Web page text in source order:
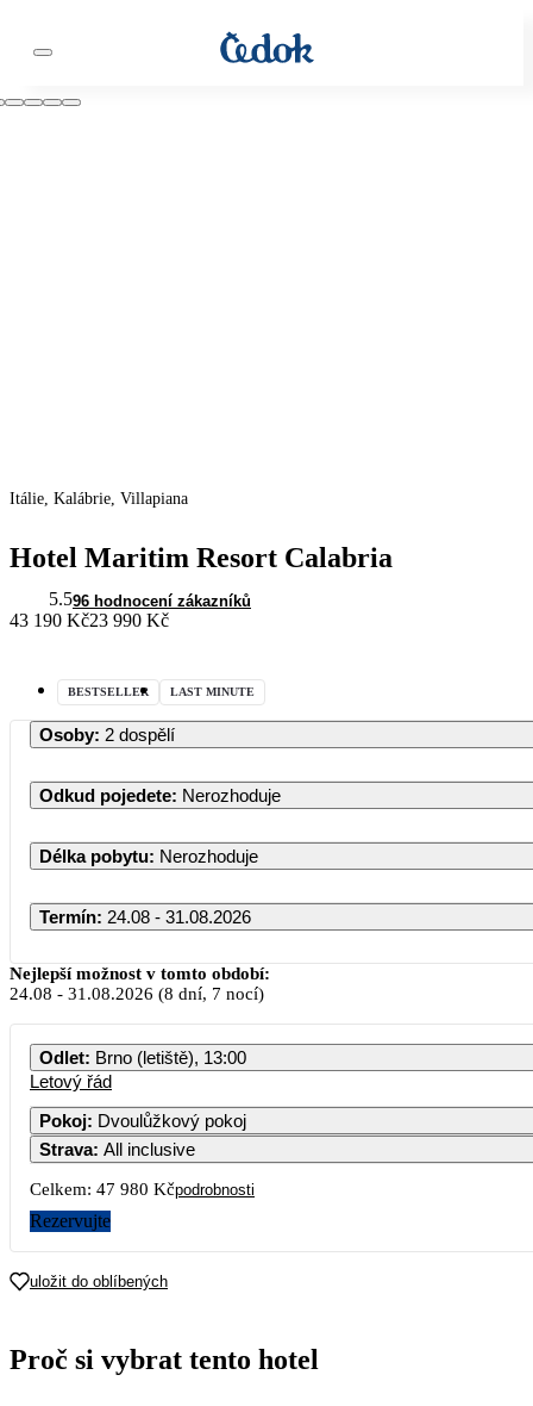
Itálie, Kalábrie, Villapiana
Hotel Maritim Resort Calabria
5.596 hodnocení zákazníků
43 190 Kč23 990 Kč
BESTSELLER LAST MINUTE
Osoby: 2 dospělí
Odkud pojedete: Nerozhoduje
Délka pobytu: Nerozhoduje
Termín: 24.08 - 31.08.2026
Nejlepší možnost v tomto období:
24.08 - 31.08.2026 (8 dní, 7 nocí)
Odlet: Brno (letiště), 13:00
Letový řád
Pokoj: Dvoulůžkový pokoj
Strava: All inclusive
Celkem: 47 980 Kčpodrobnosti
Rezervujte
uložit do oblíbených
Proč si vybrat tento hotel